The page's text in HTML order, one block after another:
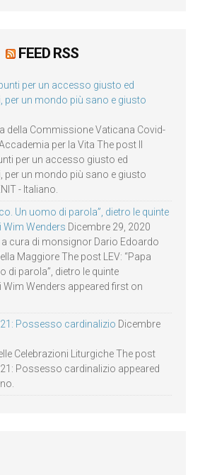
FEED RSS
per un accesso giusto ed
per un mondo più sano e giusto
della Commissione Vaticana Covid-
per la Vita The post Il
per un accesso giusto ed
per un mondo più sano e giusto
- Italiano.
Un uomo di parola”, dietro le quinte
Wim Wenders Dicembre 29, 2020
cura di monsignor Dario Edoardo
Maggiore The post LEV: “Papa
di parola”, dietro le quinte
Wim Wenders appeared first on
Possesso cardinalizio Dicembre
Celebrazioni Liturgiche The post
Possesso cardinalizio appeared